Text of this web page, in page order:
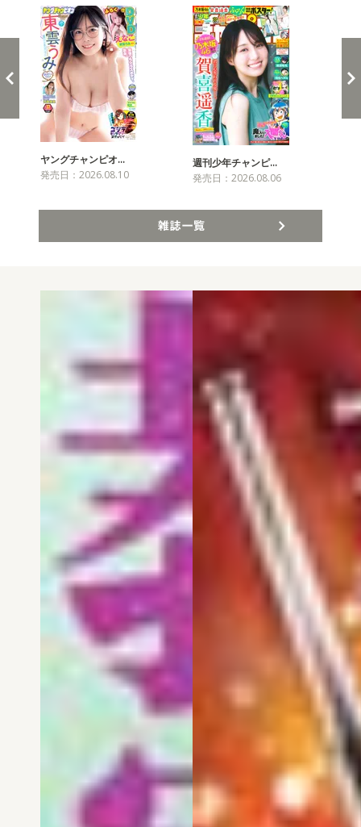
ヤングチャンピオ…
発売日：2026.08.10
週刊少年チャンピ…
発売日：2026.08.06